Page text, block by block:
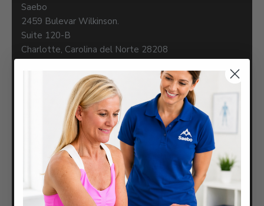
Saebo
2459 Bulevar Wilkinson.
Suite 120-B
Charlotte, Carolina del Norte 28208
Centro de ayuda
COMPAÑÍA
Acerca de